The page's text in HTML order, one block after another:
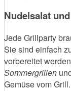
Nudelsalat
Jede Grillparty
Sie sind einfach
vorbereitet
Sommergrillen
Gemüse vom Grill.